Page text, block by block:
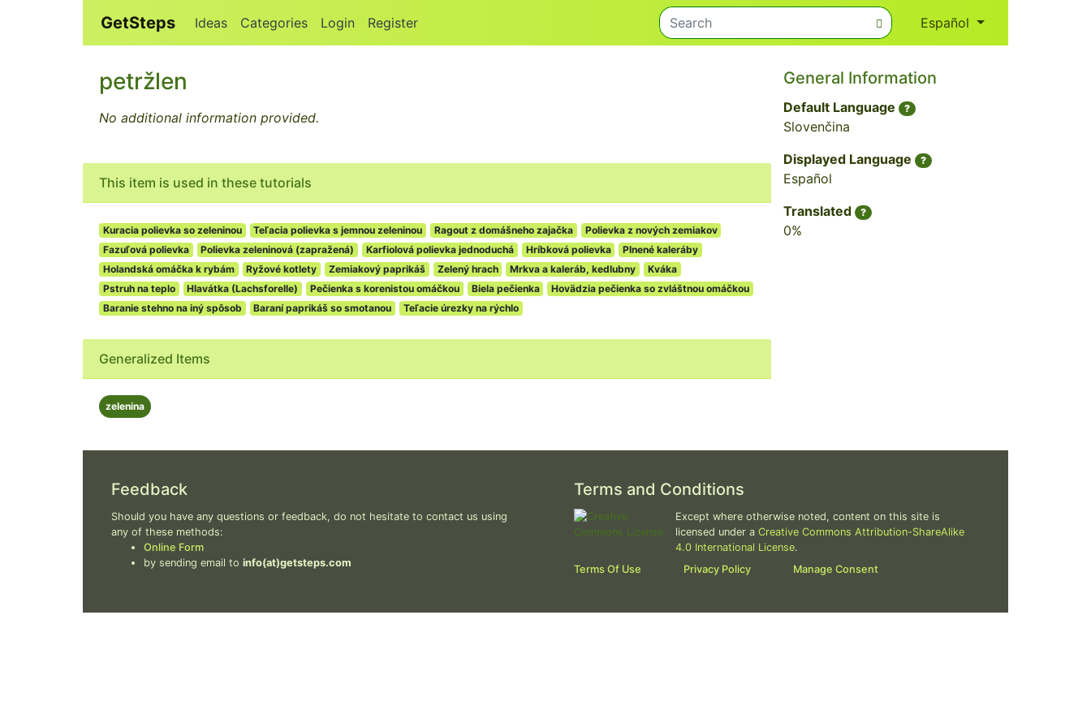
GetSteps Ideas Categories Login Register Español
petržlen
No additional information provided.
This item is used in these tutorials
Kuracia polievka so zeleninou Teľacia polievka s jemnou zeleninou Ragout z domášneho zajačka
Polievka z nových zemiakov
Fazuľová polievka
Polievka zeleninová (zapražená) Karfiolová polievka jednoduchá Hríbková polievka
Plnené kaleráby
Holandská omáčka k rybám
Ryžové kotlety Zemiakový paprikáš Zelený hrach Mrkva a kaleráb, kedlubny
Kváka
Pstruh na teplo
Hlavátka (Lachsforelle) Pečienka s korenistou omáčkou Biela pečienka
Hovädzia pečienka so zvláštnou omáčkou
Baranie stehno na iný spôsob
Baraní paprikáš so smotanou Teľacie úrezky na rýchlo
Generalized Items
zelenina
General Information
Default Language ?
Slovenčina
Displayed Language
?
Español
Translated
?
0%
Feedback
Should you have any questions or feedback, do not hesitate to contact us using
any of these methods:
Online Form
by sending email to info(at)getsteps.com
Terms and Conditions
Except where otherwise noted, content on this site is
licensed under a Creative Commons Attribution-ShareAlike
4.0 International License.
Terms Of Use
Privacy Policy Manage Consent